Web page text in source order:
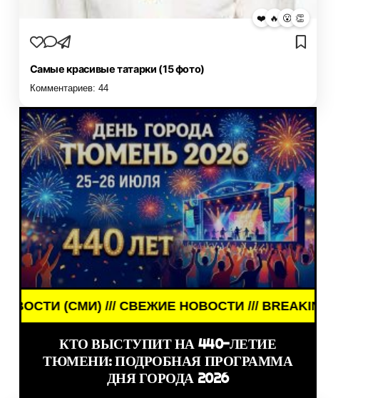
❤️ 🔥 😮 👏
Самые красивые татарки (15 фото)
Комментариев: 44
/// СВЕЖИЕ НОВОСТИ /// BREAKING NEWS ///
КТО ВЫСТУПИТ НА 440-ЛЕТИЕ
ТЮМЕНИ: ПОДРОБНАЯ ПРОГРАММА
ДНЯ ГОРОДА 2026